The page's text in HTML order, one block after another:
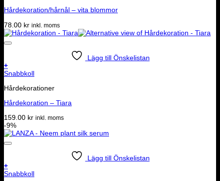
Hårdekoration/hårnål – vita blommor
78.00 kr inkl. moms
Lägg till Önskelistan
+
Snabbkoll
Hårdekorationer
Hårdekoration – Tiara
159.00 kr inkl. moms
-9%
Lägg till Önskelistan
+
Snabbkoll